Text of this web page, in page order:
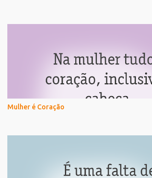
Mulher é Coração